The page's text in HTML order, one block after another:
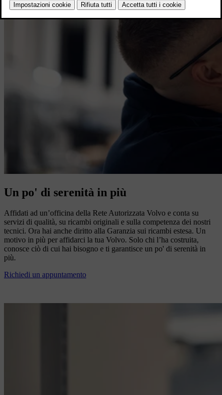
Un po' di serenità in più
Affidati ad un’officina della Rete Autorizzata Volvo e conta su
servizi di qualità, su ricambi originali e sulla competenza dei nostri
tecnici. Ora hai anche diritto alla Garanzia sui ricambi estesa. Un
motivo in più per affidarci la tua Volvo. Solo chi l’ha costruita,
conosce ciò di cui hai bisogno e ti garantisce un po' di serenità in
più.
Richiedi un appuntamento